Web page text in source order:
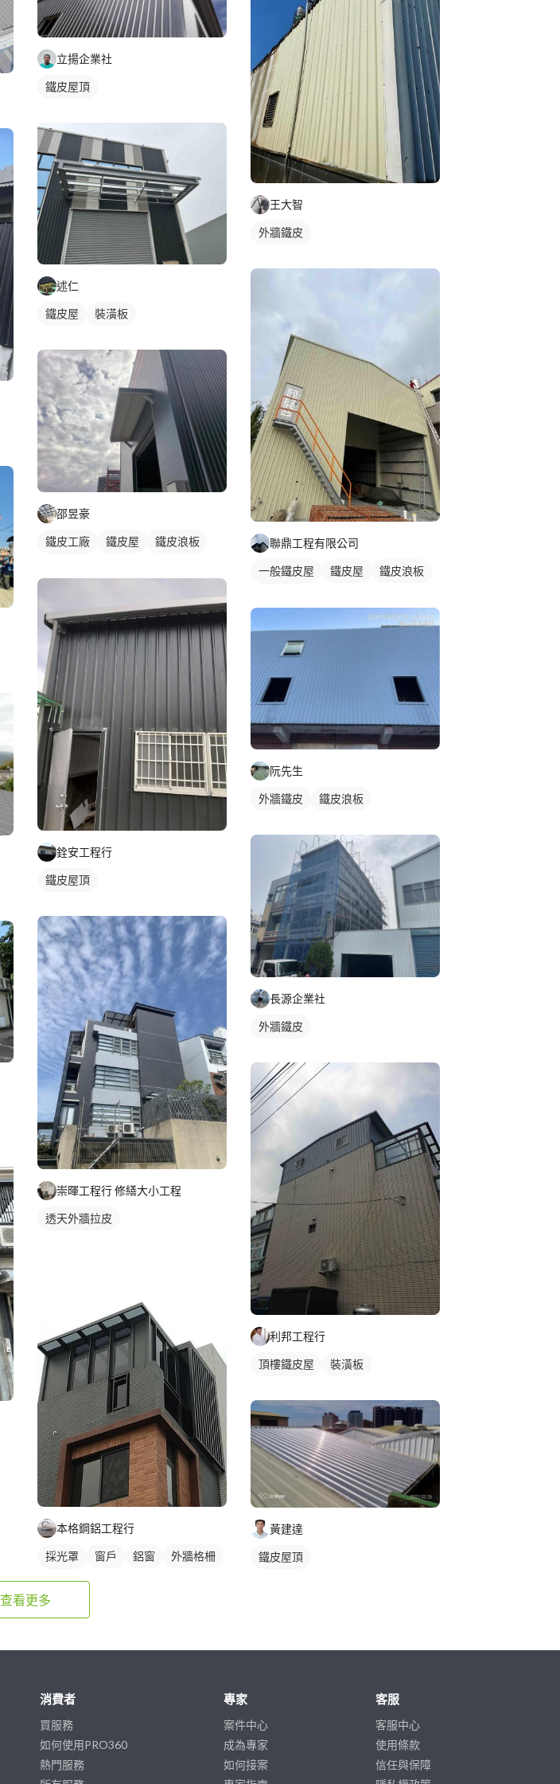
立揚企業社
鐵皮屋頂
述仁
鐵皮屋 裝潢板
邵昱豪
鐵皮工廠 鐵皮屋
鐵皮浪板
銓安工程行
鐵皮屋頂
崇暉工程行 修繕大小工程
透天外牆拉皮
本格鋼鋁工程行
採光罩 窗戶 鋁窗
外牆格柵
裝潢板
王大智
外牆鐵皮
聯鼎工程有限公司
一般鐵皮屋 鐵皮屋
鐵皮浪板
阮先生
外牆鐵皮 鐵皮浪板
長源企業社
外牆鐵皮
利邦工程行
頂樓鐵皮屋 裝潢板
黃建達
鐵皮屋頂
查看更多
消費者
買服務
如何使用PRO360
熱門服務
專家
案件中心
成為專家
如何接案
客服
客服中心
使用條款
信任與保障